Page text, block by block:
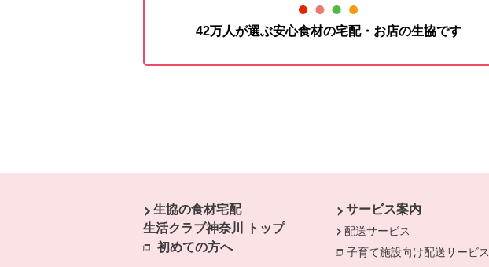
42万人が選ぶ安心食材の宅配・お店の生協です
生協の食材宅配
生活クラブ神奈川 トップ
初めての方へ
サービス案内
配送サービス
子育て施設向け配送サービス